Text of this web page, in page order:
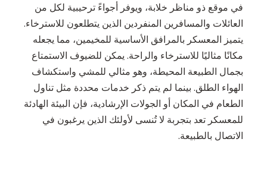
في موقع ذو مناظر خلابة، ويوفر أجواءً ترحيبية لكل من
العائلات والمسافرين المنفردين الذين يتطلعون للاسترخاء.
يتميز المعسكر بالمرافق الأساسية للمخيمين، مما يجعله
مكانًا مثاليًا للاسترخاء والراحة. يمكن للضيوف الاستمتاع
بجمال الطبيعة المحيطة، وهو مثالي للمشي واستكشاف
الهواء الطلق. بينما لم يتم ذكر خدمات محددة مثل تناول
الطعام في المكان أو الجولات الإرشادية، فإن البيئة الهادئة
للمعسكر تعد بتجربة لا تُنسى لأولئك الذين يرغبون في
الاتصال بالطبيعة.